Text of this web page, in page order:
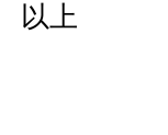
以上